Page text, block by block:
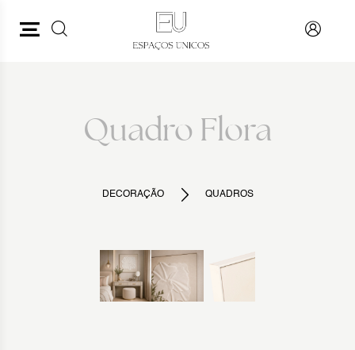
Quadro Flora
DECORAÇÃO QUADROS
PESQUISAR